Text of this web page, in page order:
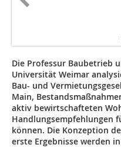
Die Professur Baubetrieb
Universität Weimar
Bau- und
Main,
aktiv bewirtschafteten
Hand­­lungs­empfehlungen
können. Die Konzeption
erste Ergebnisse werden